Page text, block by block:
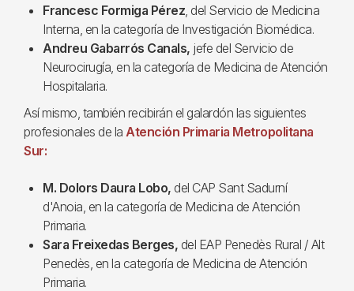
Francesc Formiga Pérez, del Servicio de Medicina
Interna, en la categoría de Investigación Biomédica.
Andreu Gabarrós Canals, jefe del Servicio de
Neurocirugía, en la categoría de Medicina de Atención
Hospitalaria.
Así mismo, también recibirán el galardón las siguientes
profesionales de la Atención Primaria Metropolitana
Sur:
M. Dolors Daura Lobo, del CAP Sant Sadurní
d'Anoia, en la categoría de Medicina de Atención
Primaria.
Sara Freixedas Berges, del EAP Penedès Rural / Alt
Penedès, en la categoría de Medicina de Atención
Primaria.